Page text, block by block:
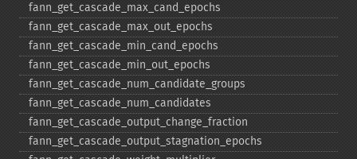
fann_​get_​cascade_​max_​cand_​epochs
fann_​get_​cascade_​max_​out_​epochs
fann_​get_​cascade_​min_​cand_​epochs
fann_​get_​cascade_​min_​out_​epochs
fann_​get_​cascade_​num_​candidate_​groups
fann_​get_​cascade_​num_​candidates
fann_​get_​cascade_​output_​change_​fraction
fann_​get_​cascade_​output_​stagnation_​epochs